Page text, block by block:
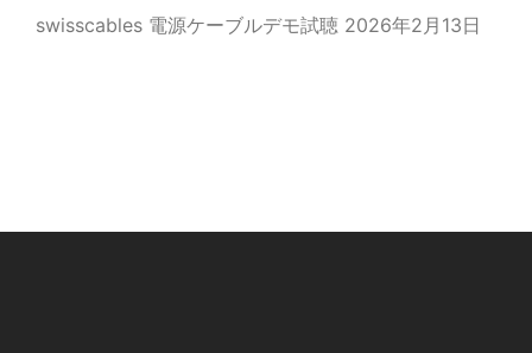
swisscables 電源ケーブルデモ試聴 2026年2月13日